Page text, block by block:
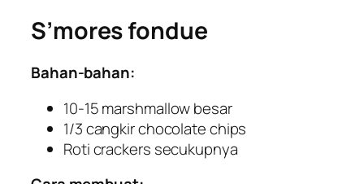
S’mores fondue
Bahan-bahan:
10-15marshmallowbesar
1/3 cangkirchocolate chips
Roticrackers secukupnya